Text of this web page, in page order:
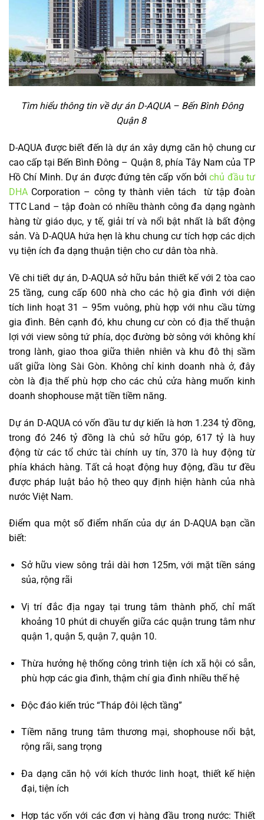
Tìm hiểu thông tin về dự án D-AQUA – Bến Bình Đông
Quận 8
D-AQUA được biết đến là dự án xây dựng căn hộ chung cư
cao cấp tại Bến Bình Đông – Quận 8, phía Tây Nam của TP
Hồ Chí Minh. Dự án được đứng tên cấp vốn bởichủ đầu tư
DHA Corporation – công ty thành viên tách từ tập đoàn
TTC Land – tập đoàn có nhiều thành công đa dạng ngành
hàng từ giáo dục, y tế, giải trí và nổi bật nhất là bất động
sản. Và D-AQUA hứa hẹn là khu chung cư tích hợp các dịch
vụ tiện ích đa dạng thuận tiện cho cư dân tòa nhà.
Về chi tiết dự án, D-AQUA sở hữu bản thiết kế với 2 tòa cao
25 tầng, cung cấp 600 nhà cho các hộ gia đình với diện
tích linh hoạt 31 – 95m vuông, phù hợp với nhu cầu từng
gia đình. Bên cạnh đó, khu chung cư còn có địa thế thuận
lợi với view sông tứ phía, dọc đường bờ sông với không khí
trong lành, giao thoa giữa thiên nhiên và khu đô thị sầm
uất giữa lòng Sài Gòn. Không chỉ kinh doanh nhà ở, đây
còn là địa thế phù hợp cho các chủ cửa hàng muốn kinh
doanh shophouse mặt tiền tiềm năng.
Dự án D-AQUA có vốn đầu tư dự kiến là hơn 1.234 tỷ đồng,
trong đó 246 tỷ đồng là chủ sở hữu góp, 617 tỷ là huy
động từ các tổ chức tài chính uy tín, 370 là huy động từ
phía khách hàng. Tất cả hoạt động huy động, đầu tư đều
được pháp luật bảo hộ theo quy định hiện hành của nhà
nước Việt Nam.
Điểm qua một số điểm nhấn của dự án D-AQUA bạn cần
biết:
Sở hữu view sông trải dài hơn 125m, với mặt tiền sáng
sủa, rộng rãi
Vị trí đắc địa ngay tại trung tâm thành phố, chỉ mất
khoảng 10 phút di chuyển giữa các quận trung tâm như
quận 1, quận 5, quận 7, quận 10.
Thừa hưởng hệ thống công trình tiện ích xã hội có sẵn,
phù hợp các gia đình, thậm chí gia đình nhiều thế hệ
Độc đáo kiến trúc “Tháp đôi lệch tầng”
Tiềm năng trung tâm thương mại, shophouse nổi bật,
rộng rãi, sang trọng
Đa dạng căn hộ với kích thước linh hoạt, thiết kế hiện
đại, tiện ích
Hợp tác vốn với các đơn vị hàng đầu trong nước: Thiết